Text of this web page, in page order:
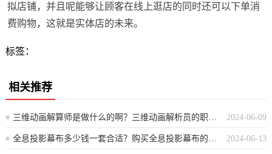
拟店铺，并且呢能够让顾客在线上逛店的同时还可以下单消
费购物，这就是实体店的未来。
标签：
相关推荐
2024-06-09
2024-06-13